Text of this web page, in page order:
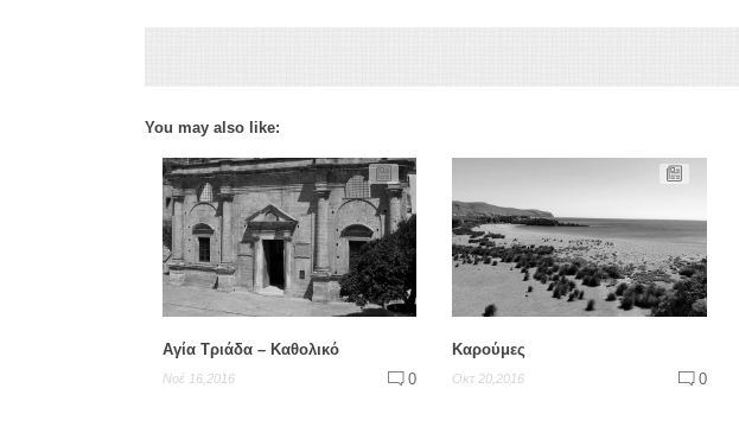
You may also like:
Αγία Τριάδα – Καθολικό
Νοέ 16,2016 0
Καρούμες
Οκτ 20,2016 0